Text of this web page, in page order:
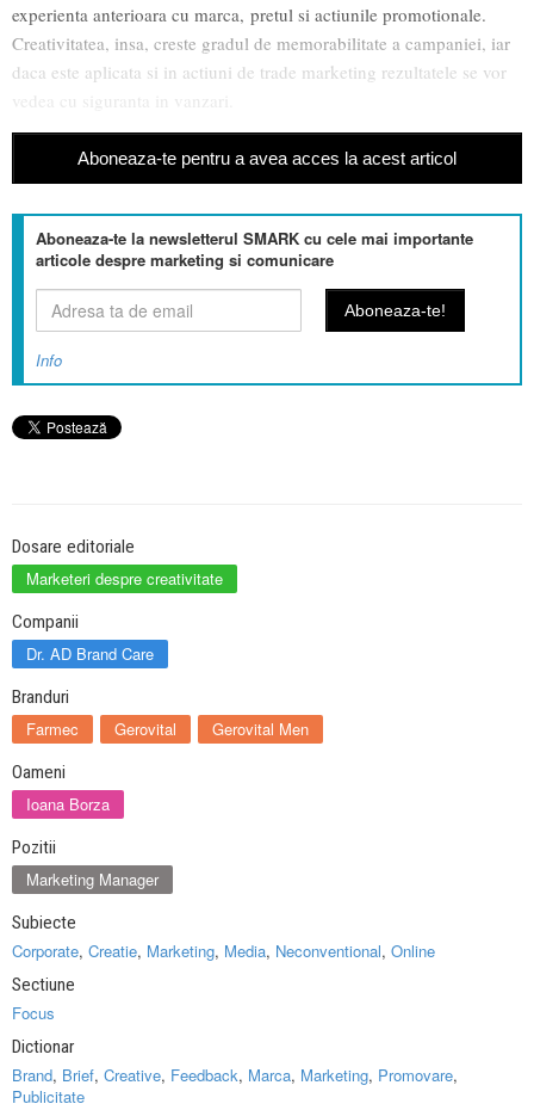
experienta anterioara cu marca, pretul si actiunile promotionale.
Creativitatea, insa, creste gradul de memorabilitate a campaniei, iar
daca este aplicata si in actiuni de trade marketing rezultatele se vor
vedea cu siguranta in vanzari.
Aboneaza-te pentru a avea acces la acest articol
Aboneaza-te la newsletterul SMARK cu cele mai importante
articole despre marketing si comunicare
Info
Dosare editoriale
Marketeri despre creativitate
Companii
Dr. AD Brand Care
Branduri
Farmec Gerovital Gerovital Men
Oameni
Ioana Borza
Pozitii
Marketing Manager
Subiecte
Corporate, Creatie, Marketing, Media, Neconventional, Online
Sectiune
Focus
Dictionar
Brand, Brief, Creative, Feedback, Marca, Marketing, Promovare,
Publicitate